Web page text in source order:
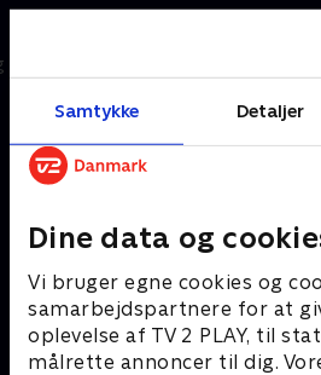
Samtykke Detaljer
Dine data og
Vi bruger egne cookies og
samarbejdspartnere for at
oplevelse af TV 2 PLAY, til
målrette annoncer til dig.
Alcaraz tager rivaliseringen til
den blev spillet:
kompromisløst, intenst og
17. december 2025 • 11 min 17.
Andre så også